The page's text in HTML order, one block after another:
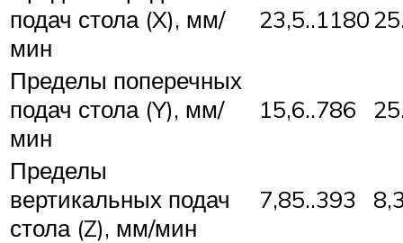
подач стола (X), мм/
мин
23,5..1180
Пределы поперечных
подач стола (Y), мм/
мин
15,6..786
Пределы
вертикальных подач
стола (Z), мм/мин
7,85..393